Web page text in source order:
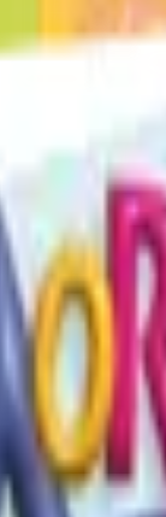
· MEB uyumlu